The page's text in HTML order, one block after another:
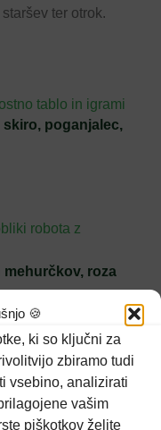
🍪
ki so ključni za
zbiramo tudi
vsebino, analizirati
vašim
piškotkov želite
ter otrok.
poganjalec,
roza
voziček in mizica